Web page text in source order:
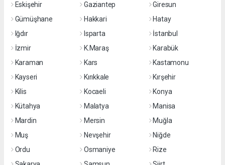
Eskişehir
Gaziantep
Giresun
Gümüşhane
Hakkari
Hatay
Iğdır
Isparta
İstanbul
İzmir
K.Maraş
Karabük
Karaman
Kars
Kastamonu
Kayseri
Kırıkkale
Kırşehir
Kilis
Kocaeli
Konya
Kütahya
Malatya
Manisa
Mardin
Mersin
Muğla
Muş
Nevşehir
Niğde
Ordu
Osmaniye
Rize